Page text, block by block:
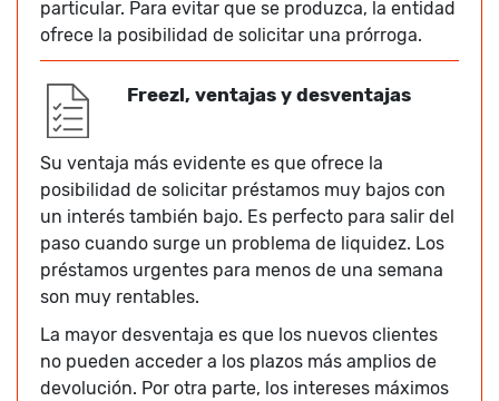
particular. Para evitar que se produzca, la entidad
ofrece la posibilidad de solicitar una prórroga.
Freezl, ventajas y desventajas
Su ventaja más evidente es que ofrece la
posibilidad de solicitar préstamos muy bajos con
un interés también bajo. Es perfecto para salir del
paso cuando surge un problema de liquidez. Los
préstamos urgentes para menos de una semana
son muy rentables.
La mayor desventaja es que los nuevos clientes
no pueden acceder a los plazos más amplios de
devolución. Por otra parte, los intereses máximos